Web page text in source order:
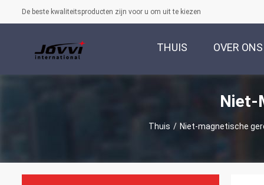
De beste kwaliteitsproducten zijn voor u om uit te kiezen
THUIS OVER ONS
Niet-
Thuis / Niet-magnetische